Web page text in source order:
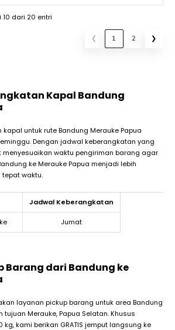
dari 20 entri
❮ 1 2 ❯
Kapal Bandung
untuk rute Bandung Merauke Papua
Dengan jadwal keberangkatan yang
waktu pengiriman barang agar
ke Merauke Papua menjadi lebih
tepat waktu.
Jadwal Keberangkatan
Jumat
Barang dari Bandung ke
layanan pickup barang untuk area Bandung
Merauke, Papua Selatan. Khusus
kami berikan GRATIS jemput langsung ke